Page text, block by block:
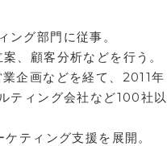
ング部門に従事。
、顧客分析などを行う。
企画などを経て、2011年
ィング会社など100社
ティング支援を展開。